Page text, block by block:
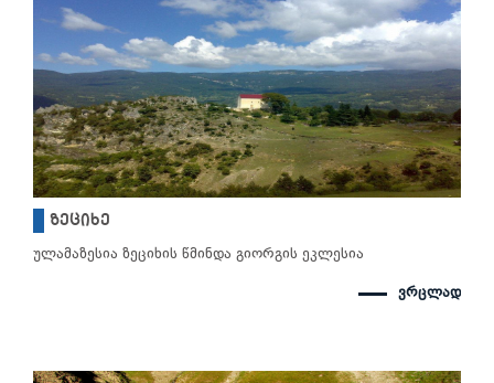
ზეციხე
ულამაზესია ზეციხის წმინდა გიორგის ეკლესია
ვრცლად